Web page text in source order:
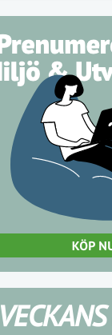
VECKANS